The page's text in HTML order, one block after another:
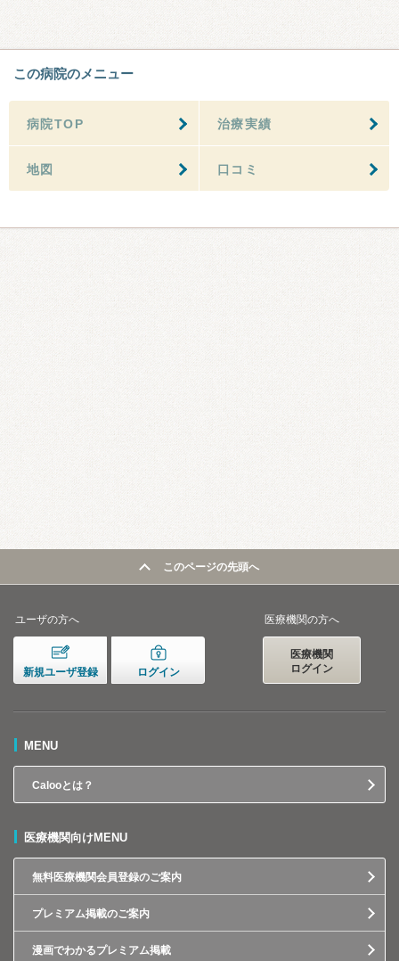
この病院のメニュー
病院TOP 治療実績
地図 口コミ
このページの先頭へ
ユーザの方へ
新規ユーザ登録 ログイン
医療機関の方へ
医療機関
ログイン
MENU
Calooとは？
医療機関向けMENU
無料医療機関会員登録のご案内
プレミアム掲載のご案内
漫画でわかるプレミアム掲載